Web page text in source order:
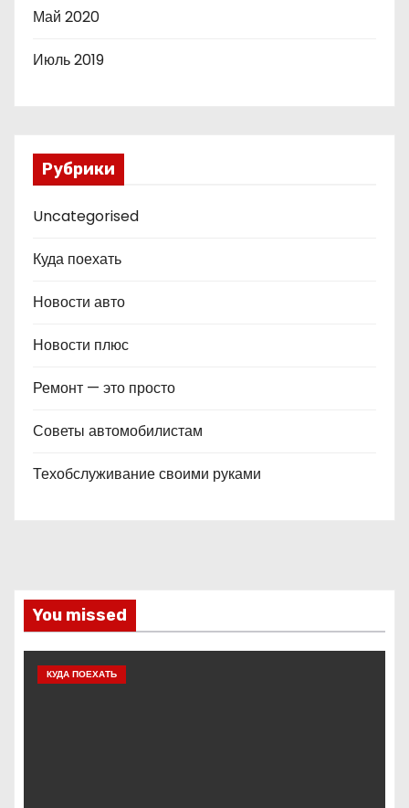
Май 2020
Июль 2019
Рубрики
Uncategorised
Куда поехать
Новости авто
Новости плюс
Ремонт — это просто
Советы автомобилистам
Техобслуживание своими руками
You missed
КУДА ПОЕХАТЬ